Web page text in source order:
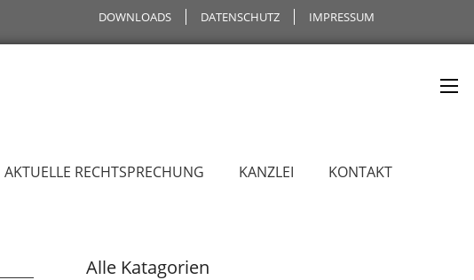
DOWNLOADS DATENSCHUTZ IMPRESSUM
AKTUELLE RECHTSPRECHUNG KANZLEI KONTAKT
Alle Katagorien